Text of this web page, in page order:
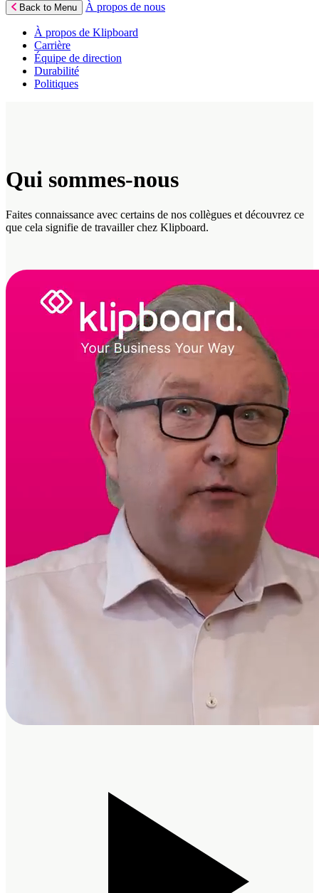
Back to Menu À propos de nous
À propos de Klipboard
Carrière
Équipe de direction
Durabilité
Politiques
Qui sommes-nous
Faites connaissance avec certains de nos collègues et découvrez ce
que cela signifie de travailler chez Klipboard.